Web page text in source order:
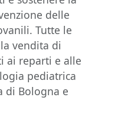
delle
Tutte le
vendita di
ai reparti e alle
pediatrica
di Bologna e